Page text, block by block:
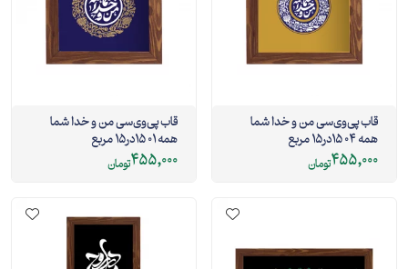
قاب پی‌وی‌سی من و خدا شما
همه 04 15در15 مربع
455,000تومان
قاب پی‌وی‌سی من و خدا شما
همه 01 15در15 مربع
455,000تومان